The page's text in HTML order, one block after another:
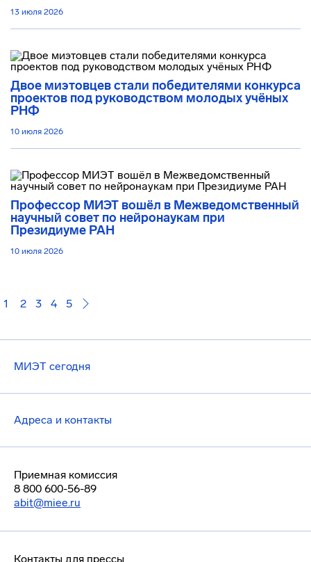
13 июля 2026
Двое миэтовцев стали победителями конкурса
проектов под руководством молодых учёных
РНФ
10 июля 2026
Профессор МИЭТ вошёл в Межведомственный
научный совет по нейронаукам при
Президиуме РАН
10 июля 2026
1 2 3 4 5
МИЭТ сегодня
Адреса и контакты
Приемная комиссия
8 800 600-56-89
abit@miee.ru
Контакты для прессы